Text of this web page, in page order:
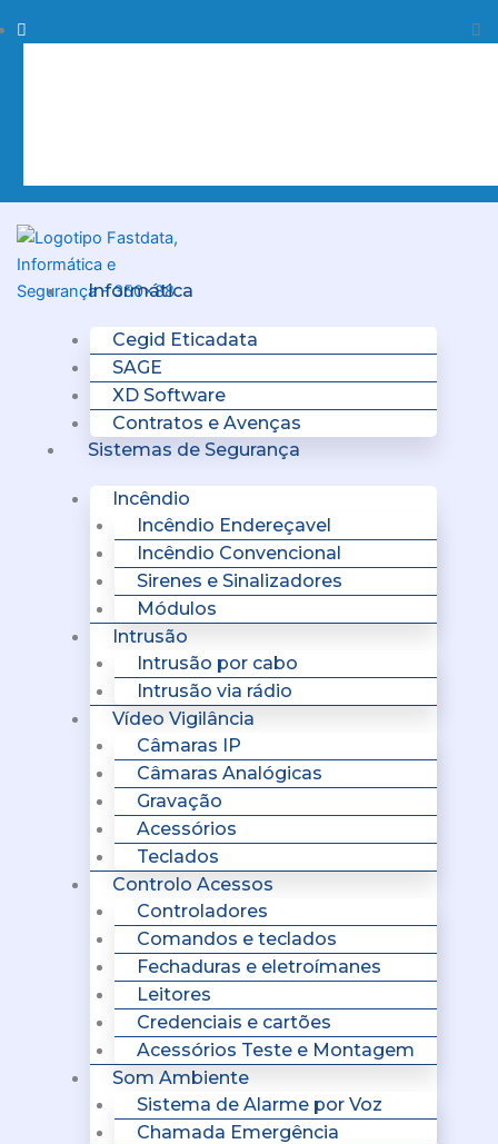
to
Procurar
Informática
Cegid Eticadata
SAGE
XD Software
Contratos e Avenças
Sistemas de Segurança
Incêndio
Incêndio Endereçavel
Incêndio Convencional
Sirenes e Sinalizadores
Módulos
Intrusão
Intrusão por cabo
Intrusão via rádio
Vídeo Vigilância
Câmaras IP
Câmaras Analógicas
Gravação
Acessórios
Teclados
Controlo Acessos
Controladores
Comandos e teclados
Fechaduras e eletroímanes
Leitores
Credenciais e cartões
Acessórios Teste e Montagem
Som Ambiente
Sistema de Alarme por Voz
Chamada Emergência
Menu